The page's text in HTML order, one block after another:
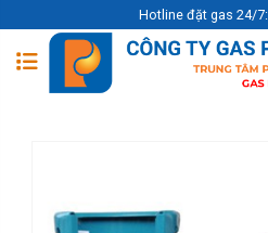
Hotline đặt gas 24/